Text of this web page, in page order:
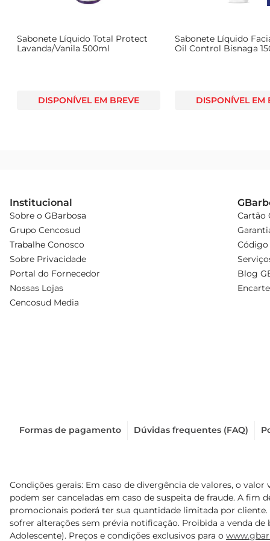
Sabonete Líquido Total Protect
Lavanda/Vanila 500ml
DISPONÍVEL EM BREVE
Sabonete Líquido
Oil Control Bisnaga
DISPONÍVEL EM
Institucional
Sobre o GBarbosa
Grupo Cencosud
Trabalhe Conosco
Sobre Privacidade
Portal do Fornecedor
Nossas Lojas
Cencosud Media
Cartão
Código
Blog
Formas de pagamento Dúvidas frequentes (FAQ)
Condições gerais: Em caso de divergência de valores, o
podem ser canceladas em caso de suspeita de fraude. A
promocionais poderá ter sua quantidade limitada por
sofrer alterações sem prévia notificação. Proibida a venda de
Adolescente). Preços e condições exclusivos para o